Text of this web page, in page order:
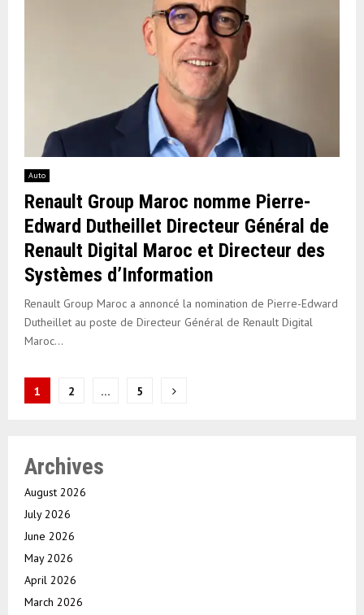
Auto
Renault Group Maroc nomme Pierre-
Edward Dutheillet Directeur Général de
Renault Digital Maroc et Directeur des
Systèmes d’Information
Renault Group Maroc a annoncé la nomination de Pierre-Edward
Dutheillet au poste de Directeur Général de Renault Digital
Maroc...
Posts
1 2 … 5
Archives
August 2026
July 2026
June 2026
May 2026
April 2026
March 2026